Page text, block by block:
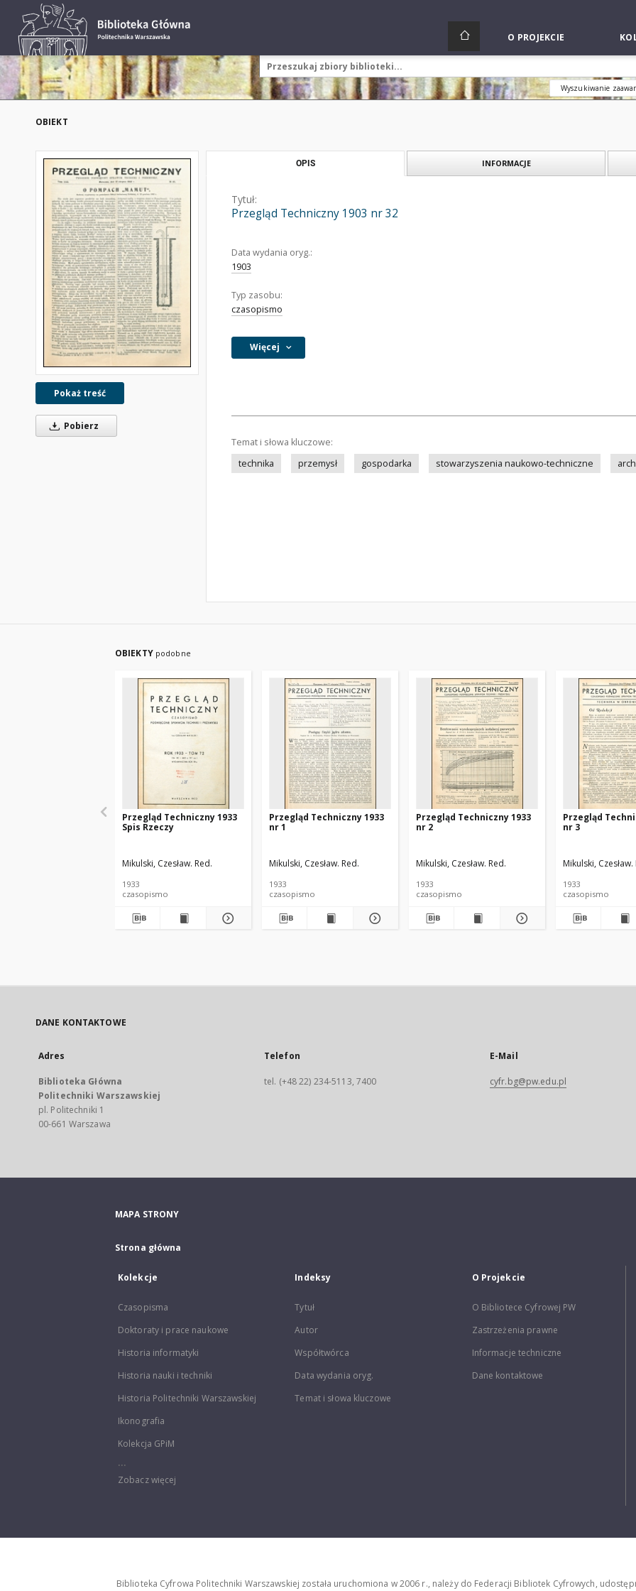
O PROJEKCIE
Wyszukiwanie
OBIEKT
Pokaż treść
Pobierz
OPIS INFORMACJE
Tytuł:
Przegląd Techniczny 1903 nr 32
Data wydania oryg.:
1903
Typ zasobu:
czasopismo
Więcej
Temat i słowa kluczowe:
technika
przemysł gospodarka stowarzyszenia naukowo-techniczne
OBIEKTY podobne
Przegląd Techniczny 1933
Spis Rzeczy
Mikulski, Czesław. Red.
1933
czasopismo
Przegląd Techniczny 1933
nr 1
Mikulski, Czesław. Red.
1933
czasopismo
Przegląd Techniczny 1933
nr 2
Mikulski, Czesław. Red.
1933
czasopismo
Przegląd
nr 3
Mikulski, Czesław.
1933
czasopismo
DANE KONTAKTOWE
Adres
Biblioteka Główna
Politechniki Warszawskiej
pl. Politechniki 1
00-661 Warszawa
Telefon
tel. (+48 22) 234-5113, 7400
E-Mail
cyfr.bg@pw.edu.pl
MAPA STRONY
Strona główna
Kolekcje
Czasopisma
Doktoraty i prace naukowe
Historia informatyki
Historia nauki i techniki
Historia Politechniki Warszawskiej
Ikonografia
Kolekcja GPiM
...
Zobacz więcej
Indeksy
Tytuł
Autor
Współtwórca
Data wydania oryg.
Temat i słowa kluczowe
O Projekcie
O Bibliotece Cyfrowej PW
Zastrzeżenia prawne
Informacje techniczne
Dane kontaktowe
Biblioteka Cyfrowa Politechniki Warszawskiej została uruchomiona w 2006 r., należy do Federacji Bibliotek Cyfrowych,